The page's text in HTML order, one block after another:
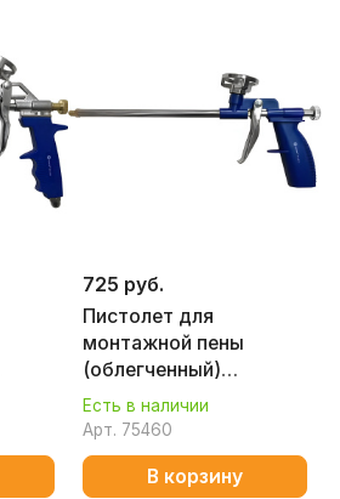
725 руб.
Пистолет для
монтажной пены
(облегченный)
КОБАЛЬТ 244-049
Есть в наличии
Арт. 75460
В корзину